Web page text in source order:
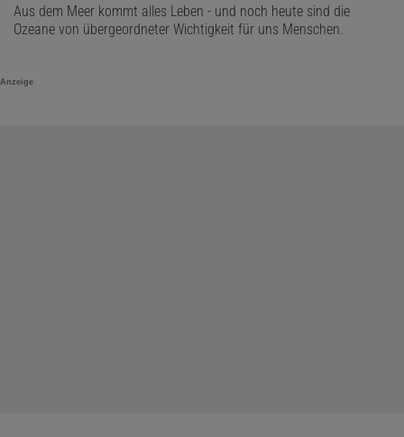
Aus dem Meer kommt alles Leben - und noch heute sind die
Ozeane von übergeordneter Wichtigkeit für uns Menschen.
Anzeige